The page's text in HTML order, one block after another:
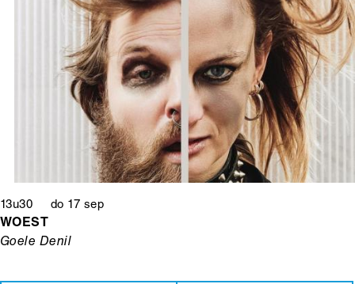
13u30 do 17 sep
WOEST
Goele Denil